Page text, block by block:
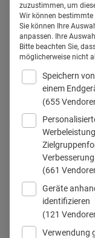
Andreas Bischoff,
Teilen
zuzustimmen, um
Wir können
Sie können Ihre
anpassen. Ihre
Bitte beachten Sie,
möglicherweise nicht
Speichern
einem
(655
(661
Geräte
identifizieren
(121
Verwendung